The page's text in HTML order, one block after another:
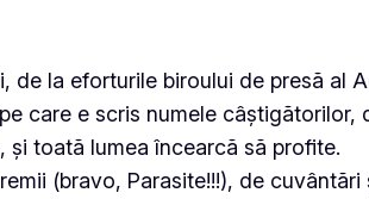
de la eforturile biroului de presă
care e scris numele
și toată lumea încearcă să profite.
(bravo, Parasite!!!), de